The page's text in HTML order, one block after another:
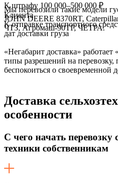
Мы перевозили такие модели
JOHN DEERE 8370RT,
ЧТЗ, Агромаш-90ТГ, ЧЕТРА.
К штрафу 100 000–500 000 ₽
Клиента
К отправке транспортного
дат доставки груза
«Негабарит доставка» работает
типы разрешений на
беспокоиться о своевременной
Доставка
особенности
С чего начать перевозку
техники собственникам